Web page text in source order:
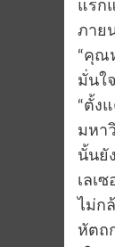
แรก
ภาย
“คุณ
มั่นใ
“ตั้ง
มหา
นั้นยั
เลเ
ไม่ก
หัตถ